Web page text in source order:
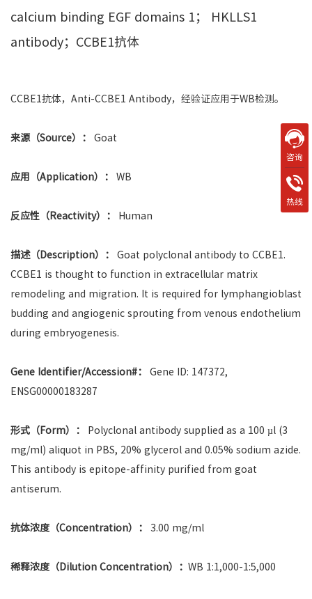
calcium binding EGF domains 1； HKLLS1
antibody；CCBE1抗体
CCBE1抗体，Anti-CCBE1 Antibody，经验证应用于WB检测。
来源（Source）： Goat
应用（Application）： WB
反应性（Reactivity）： Human
描述（Description）：
Goat polyclonal antibody to CCBE1.
CCBE1 is thought to function in extracellular matrix
remodeling and migration. It is required for lymphangioblast
budding and angiogenic sprouting from venous endothelium
during embryogenesis.
Gene Identifier/Accession#：
Gene ID: 147372,
ENSG00000183287
形式（Form）：
Polyclonal antibody supplied as a 100 µl (3
mg/ml) aliquot in PBS, 20% glycerol and 0.05% sodium azide.
This antibody is epitope-affinity purified from goat
antiserum.
抗体浓度（Concentration）： 3.00 mg/ml
稀释浓度（Dilution Concentration）： WB 1:1,000-1:5,000
咨询
热线